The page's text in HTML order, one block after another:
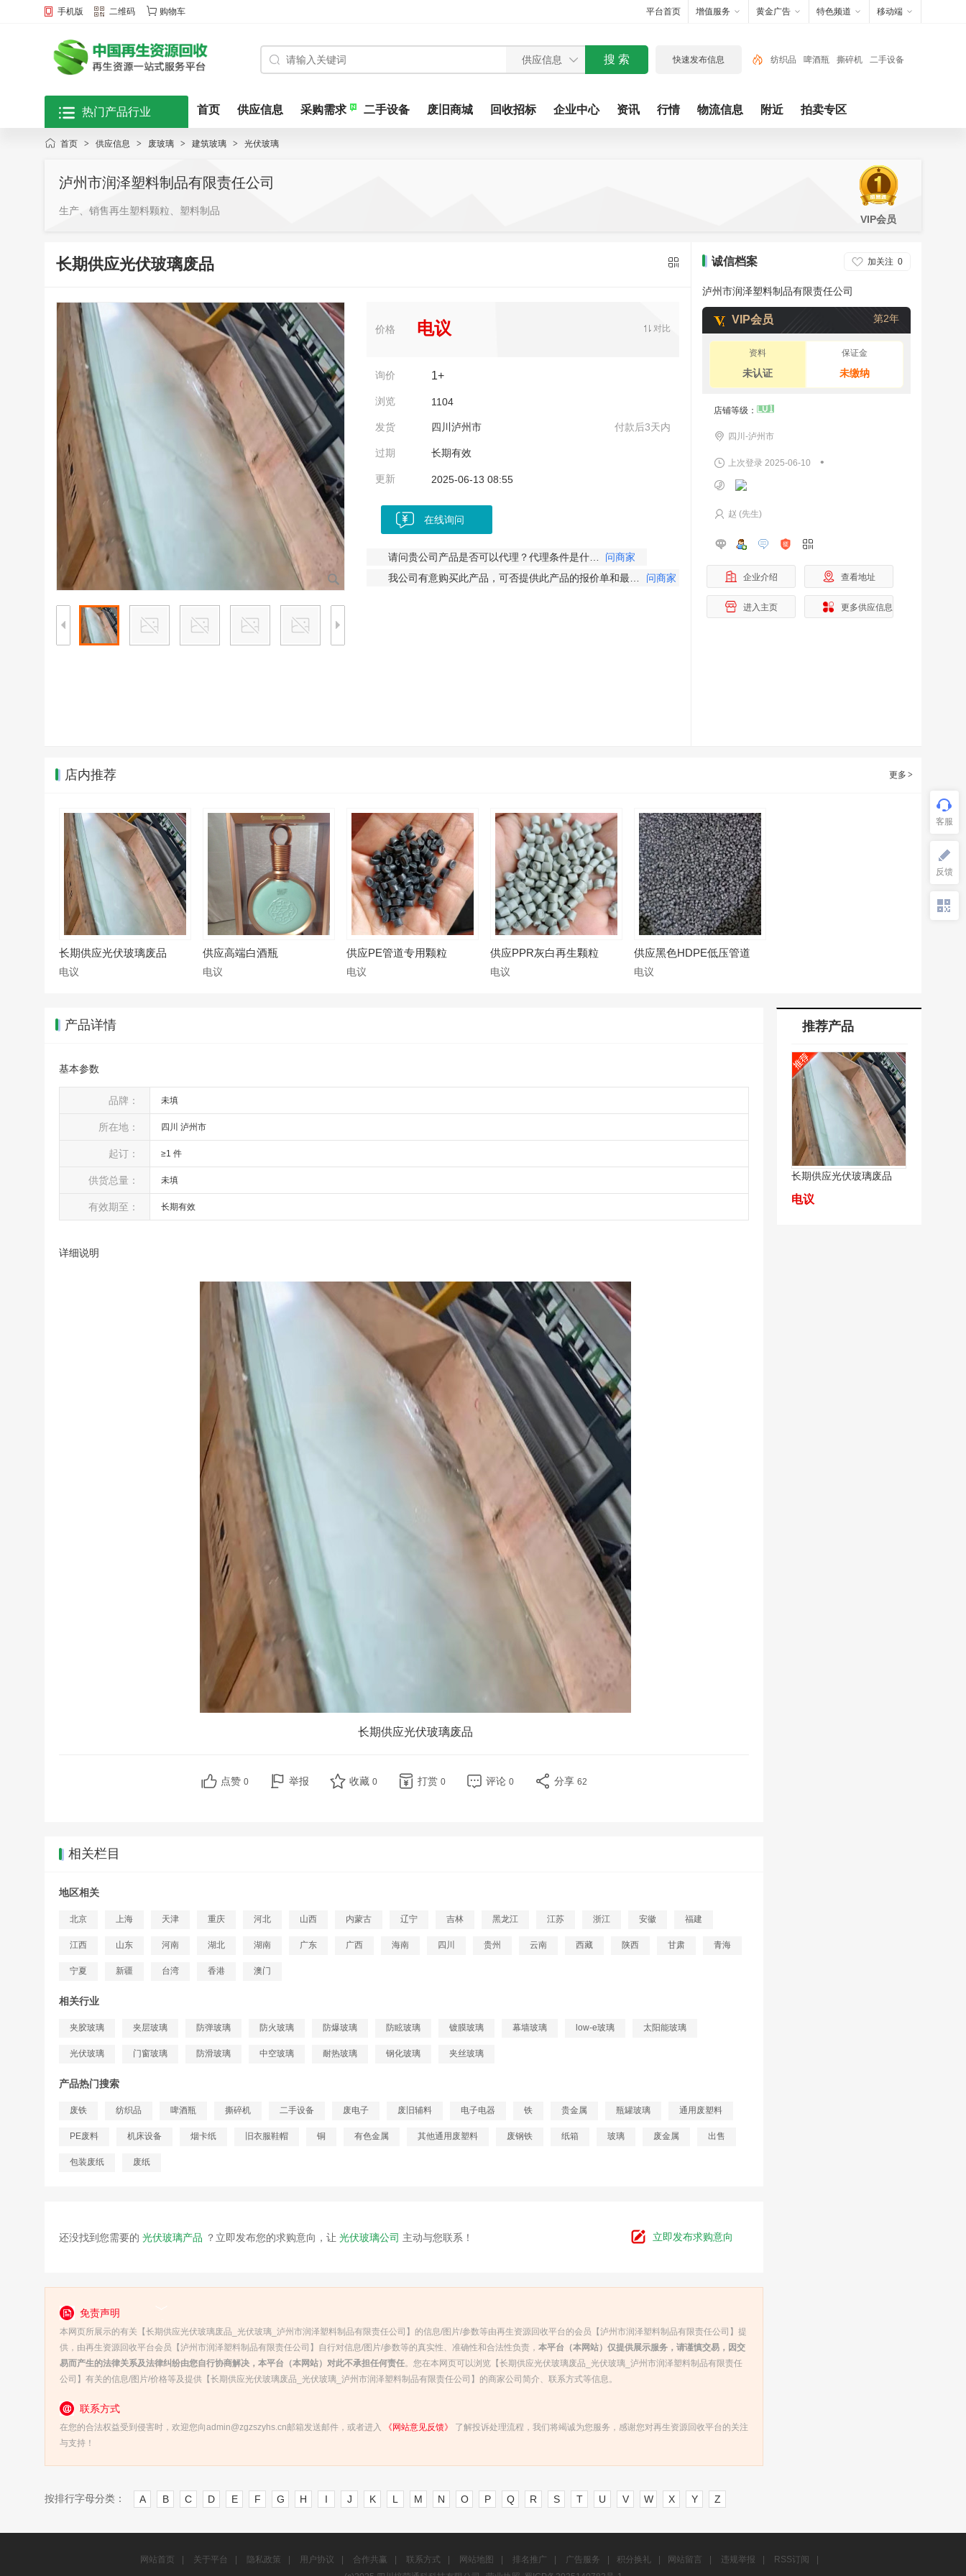
手机版 二维码 购物车 平台首页 增值服务 黄金广告 特色频道 移动端
快速发布信息 纺织品 啤酒瓶 撕碎机 二手设备
金属 废铁
热门产品行业 首页 供应信息 采购需求 二手设备 废旧商城 回收招标 企业中心 资讯 行情 物流信息 附近 拍卖专区
首页 > 供应信息 > 废玻璃 > 建筑玻璃 > 光伏玻璃
泸州市润泽塑料制品有限责任公司
生产、销售再生塑料颗粒、塑料制品
VIP会员
长期供应光伏玻璃废品
价格 电议 对比
询价 1+
浏览 1104
发货 四川泸州市 付款后3天内
过期 长期有效
更新 2025-06-13 08:55
在线询问
问商家
问商家
诚信档案 加关注 0
泸州市润泽塑料制品有限责任公司
VIP会员 第2年
资料
未认证
保证金
未缴纳
店铺等级：
四川-泸州市
上次登录 2025-06-10 •
赵 (先生)
企业介绍 查看地址
进入主页 更多供应信息
店内推荐 更多 >
长期供应光伏玻璃废品
电议
供应高端白酒瓶
电议
供应PE管道专用颗粒
电议
供应PPR灰白再生颗粒
电议
供应黑色HDPE低压管道
电议
推荐产品
长期供应光伏玻璃废品
电议
产品详情
基本参数
品牌： 未填
所在地： 四川 泸州市
起订： ≥1 件
供货总量： 未填
有效期至： 长期有效
详细说明
长期供应光伏玻璃废品
点赞 0 举报 收藏 0 打赏 0 评论 0 分享 62
相关栏目
地区相关
北京 上海 天津 重庆 河北 山西 内蒙古 辽宁 吉林 黑龙江 江苏 浙江 安徽 福建
江西 山东 河南 湖北 湖南 广东 广西 海南 四川 贵州 云南 西藏 陕西 甘肃 青海
宁夏 新疆 台湾 香港 澳门
相关行业
夹胶玻璃 夹层玻璃 防弹玻璃 防火玻璃 防爆玻璃 防眩玻璃 镀膜玻璃 幕墙玻璃 low-e玻璃 太阳能玻璃
光伏玻璃 门窗玻璃 防滑玻璃 中空玻璃 耐热玻璃 钢化玻璃 夹丝玻璃
产品热门搜索
废铁 纺织品 啤酒瓶 撕碎机 二手设备 废电子 废旧辅料 电子电器 铁 贵金属 瓶罐玻璃 通用废塑料
PE废料 机床设备 烟卡纸 旧衣服鞋帽 铜 有色金属 其他通用废塑料 废钢铁 纸箱 玻璃 废金属 出售
包装废纸 废纸
还没找到您需要的 光伏玻璃产品 ？立即发布您的求购意向，让 光伏玻璃公司 主动与您联系！ 立即发布求购意向
免责声明
本网页所展示的有关【长期供应光伏玻璃废品_光伏玻璃_泸州市润泽塑料制品有限责任公司】的信息/图片/参数等由再生资源回收平台的会员【泸州市润泽塑料制品有限责任公司】提
供，由再生资源回收平台会员【泸州市润泽塑料制品有限责任公司】自行对信息/图片/参数等的真实性、准确性和合法性负责， 本平台（本网站）仅提供展示服务，请谨慎交易，因交
易而产生的法律关系及法律纠纷由您自行协商解决，本平台（本网站）对此不承担任何责任。您在本网页可以浏览【长期供应光伏玻璃废品_光伏玻璃_泸州市润泽塑料制品有限责任
公司】有关的信息/图片/价格等及提供【长期供应光伏玻璃废品_光伏玻璃_泸州市润泽塑料制品有限责任公司】的商家公司简介、联系方式等信息。
联系方式
在您的合法权益受到侵害时，欢迎您向admin@zgzszyhs.cn邮箱发送邮件，或者进入 《网站意见反馈》
了解投诉处理流程，我们将竭诚为您服务，感谢您对再生资源回收平台的关注
与支持！
按排行字母分类： A B C D E F G H I J K L M N O P Q R S T U V W X Y Z
网站首页 关于平台 隐私政策 用户协议 合作共赢 联系方式 网站地图 排名推广 广告服务 积分换礼 网站留言 违规举报 RSS订阅